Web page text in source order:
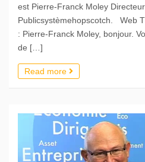
est Pierre-Franck Moley
Publicsystèmehopscotch. Web
: Pierre-Franck Moley, bonjour.
de […]
Read more